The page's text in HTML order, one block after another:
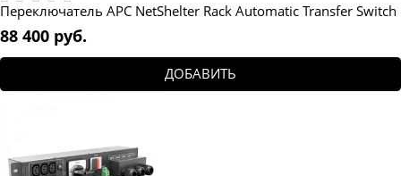
Переключатель APC NetShelter Rack Automatic Transfer Switch
88 400 руб.
ДОБАВИТЬ